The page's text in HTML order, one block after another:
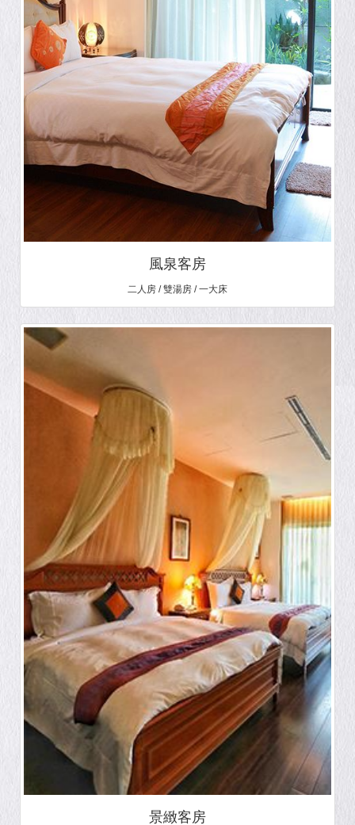
風泉客房
二人房 / 雙湯房 / 一大床
景緻客房